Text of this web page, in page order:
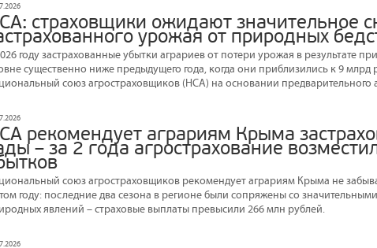
страховщики ожидают значительное
урожая от природных
году застрахованные убытки аграриев от потери урожая в результате
существенно ниже предыдущего года, когда они приблизились к 9 млрд
союз агростраховщиков (НСА) на основании предварительного
рекомендует аграриям Крыма
– за 2 года агрострахование
союз агростраховщиков рекомендует аграриям Крыма не
году: последние два сезона в регионе были сопряжены со
явлений – страховые выплаты превысили 266 млн рублей.